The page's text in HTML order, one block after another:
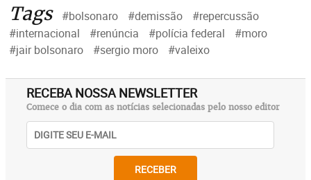
Tags #bolsonaro #demissão
#repercussão
#internacional
#renúncia #polícia federal
#moro
#jair bolsonaro
#sergio moro #valeixo
RECEBA NOSSA NEWSLETTER
Comece o dia com as notícias selecionadas pelo nosso editor
RECEBER